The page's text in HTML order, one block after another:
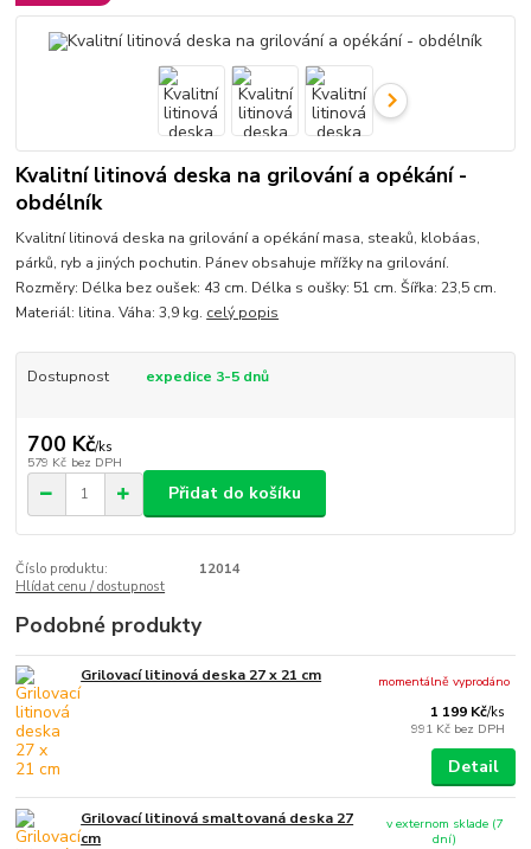
Kvalitní litinová deska na grilování a opékání -
obdélník
Kvalitní litinová deska na grilování a opékání masa, steaků, klobáas,
párků, ryb a jiných pochutin. Pánev obsahuje mřížky na grilování.
Rozměry: Délka bez oušek: 43 cm. Délka s oušky: 51 cm. Šířka: 23,5 cm.
Materiál: litina. Váha: 3,9 kg. celý popis
Dostupnost expedice 3-5 dnů
700 Kč/ks
579 Kč bez DPH
Přidat do košíku
Číslo produktu:
12014
Hlídat cenu / dostupnost
Podobné produkty
Grilovací litinová deska 27 x 21 cm
1 199 Kč/ks
991 Kč bez DPH
momentálně vyprodáno
Detail
Grilovací litinová smaltovaná deska 27
cm
v externom sklade (7
dní)